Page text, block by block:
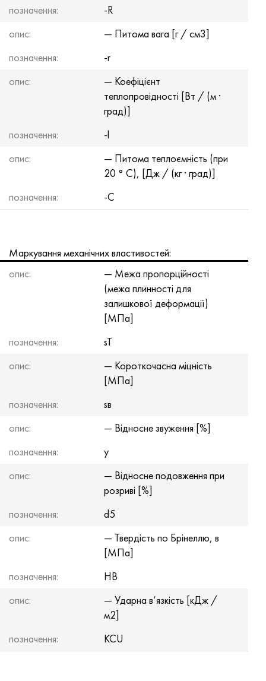
позначення:
-R
опис:
— Питома вага [г / см3]
позначення:
-r
опис:
— Коефіцієнт
теплопровідності [Вт / (м ·
град)]
позначення:
-l
опис:
— Питома теплоємність (при
20 ° С), [Дж / (кг · град)]
позначення:
-C
Маркування механічних властивостей:
опис:
— Межа пропорційності
(межа плинності для
залишкової деформації)
[МПа]
позначення:
sT
опис:
— Короткочасна міцність
[МПа]
позначення:
sв
опис:
— Відносне звуження [%]
позначення:
y
опис:
— Відносне подовження при
розриві [%]
позначення:
d5
опис:
— Твердість по Брінеллю, в
[МПа]
позначення:
HB
опис:
— Ударна в’язкість [кДж /
м2]
позначення:
KCU